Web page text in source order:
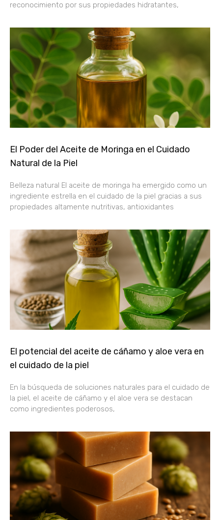
reconocimiento por sus propiedades hidratantes,
El Poder del Aceite de Moringa en el Cuidado
Natural de la Piel
Belleza natural El aceite de moringa ha emergido como un
ingrediente estrella en el cuidado de la piel gracias a sus
propiedades altamente nutritivas, antioxidantes
El potencial del aceite de cáñamo y aloe vera en
el cuidado de la piel
En la búsqueda de soluciones naturales para el cuidado de
la piel, el aceite de cáñamo y el aloe vera se destacan
como ingredientes poderosos,